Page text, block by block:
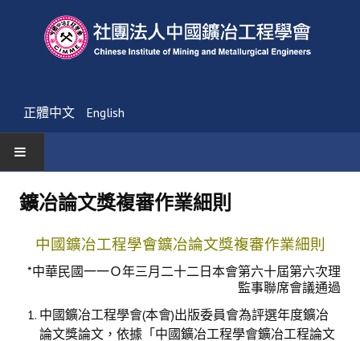
正體中文 English
首頁
學會簡介
鑛冶論文獎複審作業細則
中國鑛冶工程學會鑛冶論文獎複審作業細則
*中華民國一一Ｏ年三月二十二日本會第六十屆第六次理
監事聯席會議通過
中國鑛冶工程學會(本會)出版委員會為評選年度鑛冶
論文獎論文，依據「中國鑛冶工程學會鑛冶工程論文